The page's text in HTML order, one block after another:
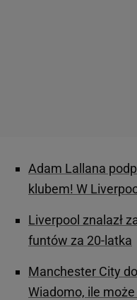
Adam Lallana
klubem! W
Liverpool znalazł
funtów za 20-latka
Manchester City
Wiadomo, ile może